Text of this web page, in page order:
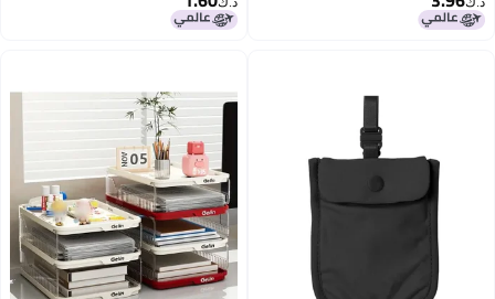
Natural Thermal Insulation
Accessory for Frequent Travelers